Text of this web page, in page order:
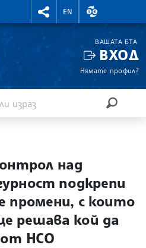
RIGHTMENU.SOCIAL
EN
ВАЛУТНИ
ВАШАТА БТА
ВХОД
Нямате профил?
над
подкрепи
промени, с които
решава кой да
от НСО